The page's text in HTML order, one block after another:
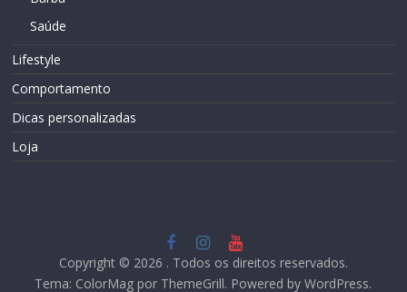
Saúde
Lifestyle
Comportamento
Dicas personalizadas
Loja
Copyright © 2026 . Todos os direitos reservados.
Tema: ColorMag por ThemeGrill. Powered byWordPress.